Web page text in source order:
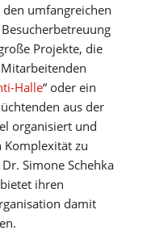
umfangreichen
Projekte, die
Halle“ oder ein
aus der
organisiert und
Komplexität zu
Simone Schehka
ihren
damit